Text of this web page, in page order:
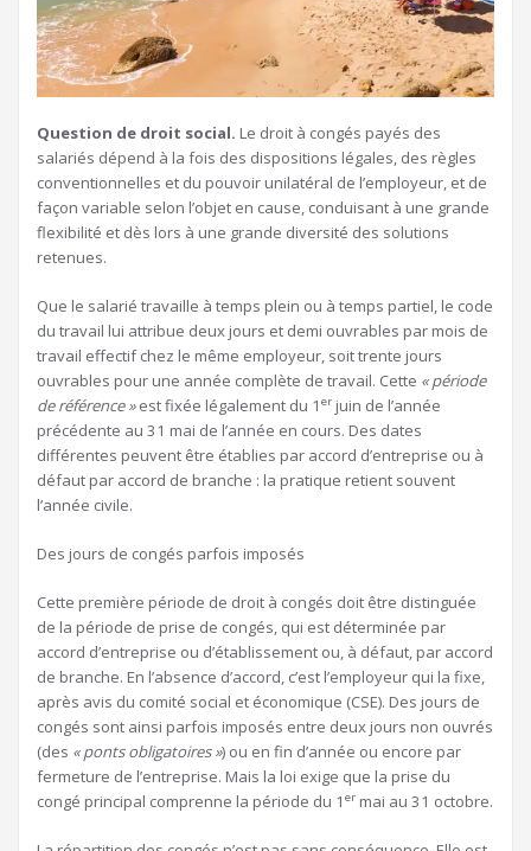
Question de droit social. Le droit à congés payés des
salariés dépend à la fois des dispositions légales, des règles
conventionnelles et du pouvoir unilatéral de l’employeur, et de
façon variable selon l’objet en cause, conduisant à une grande
flexibilité et dès lors à une grande diversité des solutions
retenues.
Que le salarié travaille à temps plein ou à temps partiel, le code
du travail lui attribue deux jours et demi ouvrables par mois de
travail effectif chez le même employeur, soit trente jours
ouvrables pour une année complète de travail. Cette « période
de référence »est fixée légalement du 1 er juin de l’année
précédente au 31 mai de l’année en cours. Des dates
différentes peuvent être établies par accord d’entreprise ou à
défaut par accord de branche : la pratique retient souvent
l’année civile.
Des jours de congés parfois imposés
Cette première période de droit à congés doit être distinguée
de la période de prise de congés, qui est déterminée par
accord d’entreprise ou d’établissement ou, à défaut, par accord
de branche. En l’absence d’accord, c’est l’employeur qui la fixe,
après avis du comité social et économique (CSE). Des jours de
congés sont ainsi parfois imposés entre deux jours non ouvrés
(des « ponts obligatoires ») ou en fin d’année ou encore par
fermeture de l’entreprise. Mais la loi exige que la prise du
congé principal comprenne la période du 1 er mai au 31 octobre.